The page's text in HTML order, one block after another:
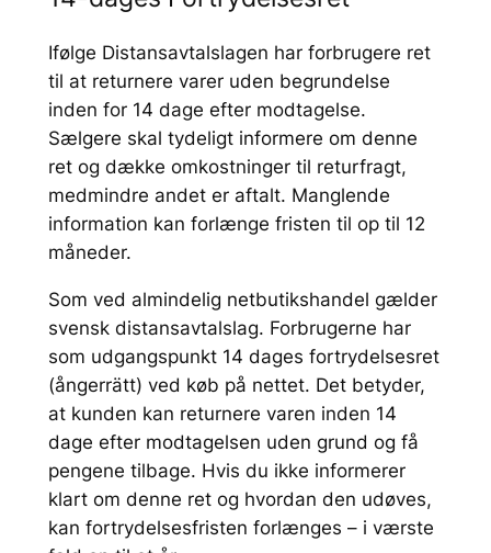
Ifølge Distansavtalslagen har forbrugere ret
til at returnere varer uden begrundelse
inden for 14 dage efter modtagelse.
Sælgere skal tydeligt informere om denne
ret og dække omkostninger til returfragt,
medmindre andet er aftalt. Manglende
information kan forlænge fristen til op til 12
måneder.
Som ved almindelig netbutikshandel gælder
svensk distansavtalslag. Forbrugerne har
som udgangspunkt 14 dages fortrydelsesret
(ångerrätt) ved køb på nettet. Det betyder,
at kunden kan returnere varen inden 14
dage efter modtagelsen uden grund og få
pengene tilbage. Hvis du ikke informerer
klart om denne ret og hvordan den udøves,
kan fortrydelsesfristen forlænges – i værste